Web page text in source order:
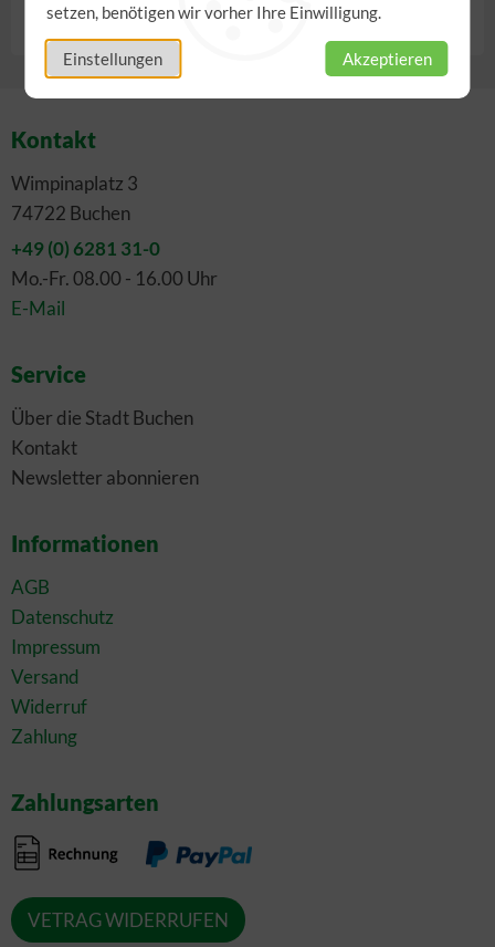
setzen, benötigen wir vorher Ihre Einwilligung.
Einstellungen Akzeptieren
Anzahl
Kontakt
Wimpinaplatz 3
74722 Buchen
+49 (0) 6281 31-0
Mo.-Fr. 08.00 - 16.00 Uhr
E-Mail
Service
Über die Stadt Buchen
Kontakt
Newsletter abonnieren
Informationen
AGB
Datenschutz
Impressum
Versand
Widerruf
Zahlung
Zahlungsarten
VETRAG WIDERRUFEN